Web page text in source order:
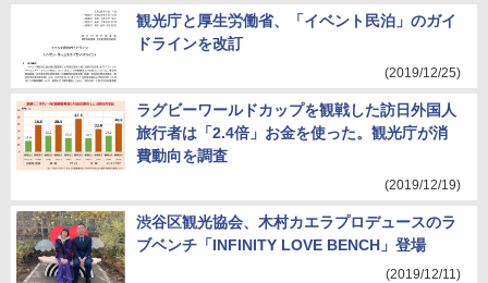
観光庁と厚生労働省、「イベント民泊」のガイ
ドラインを改訂
(2019/12/25)
ラグビーワールドカップを観戦した訪日外国人
旅行者は「2.4倍」お金を使った。観光庁が消
費動向を調査
(2019/12/19)
渋谷区観光協会、木村カエラプロデュースのラ
ブベンチ「INFINITY LOVE BENCH」登場
(2019/12/11)